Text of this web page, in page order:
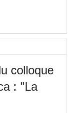
colloque
: "La